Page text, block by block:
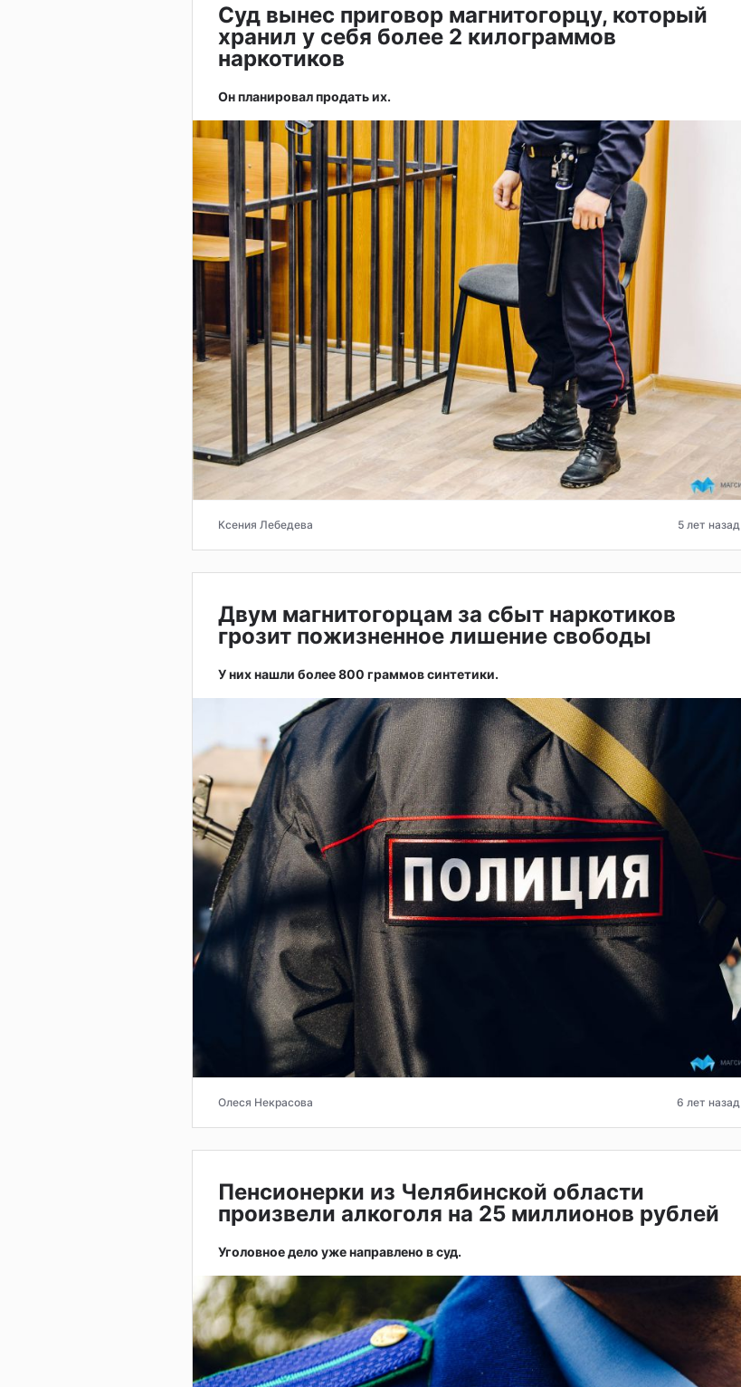
Суд вынес приговор магнитогорцу, который
хранил у себя более 2 килограммов
наркотиков
Он планировал продать их.
Ксения Лебедева 5 лет назад
Двум магнитогорцам за сбыт наркотиков
грозит пожизненное лишение свободы
У них нашли более 800 граммов синтетики.
Олеся Некрасова 6 лет назад
Пенсионерки из Челябинской области
произвели алкоголя на 25 миллионов рублей
Уголовное дело уже направлено в суд.